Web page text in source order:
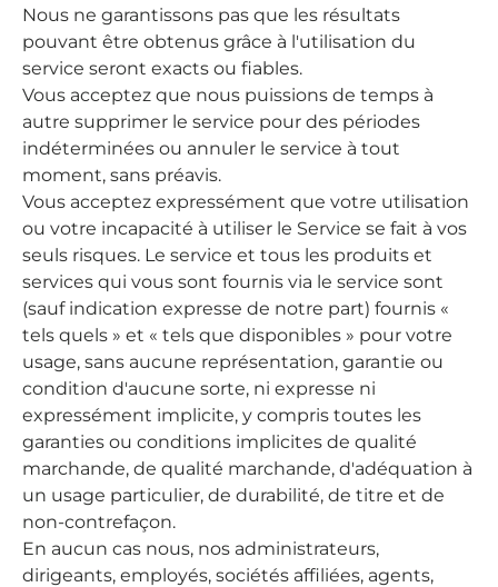
Nous ne garantissons pas que les résultats
pouvant être obtenus grâce à l'utilisation du
service seront exacts ou fiables.
Vous acceptez que nous puissions de temps à
autre supprimer le service pour des périodes
indéterminées ou annuler le service à tout
moment, sans préavis.
Vous acceptez expressément que votre utilisation
ou votre incapacité à utiliser le Service se fait à vos
seuls risques. Le service et tous les produits et
services qui vous sont fournis via le service sont
(sauf indication expresse de notre part) fournis «
tels quels » et « tels que disponibles » pour votre
usage, sans aucune représentation, garantie ou
condition d'aucune sorte, ni expresse ni
expressément implicite, y compris toutes les
garanties ou conditions implicites de qualité
marchande, de qualité marchande, d'adéquation à
un usage particulier, de durabilité, de titre et de
non-contrefaçon.
En aucun cas nous, nos administrateurs,
dirigeants, employés, sociétés affiliées, agents,